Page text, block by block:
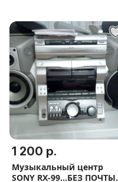
1 200 р.
Музыкальный центр
SONY RX-99...БЕЗ ПОЧТЫ.